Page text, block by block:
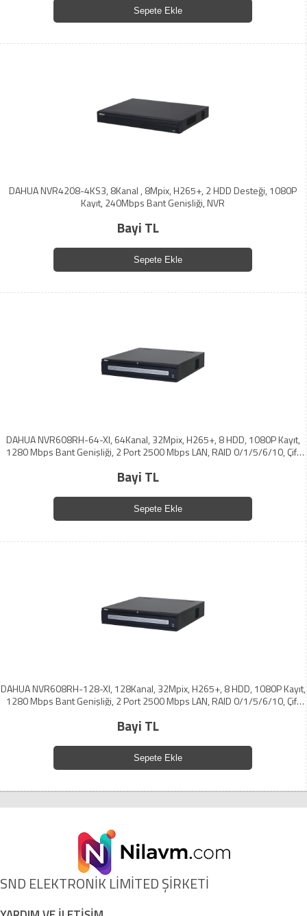
Sepete Ekle
DAHUA NVR4208-4KS3, 8Kanal , 8Mpix, H265+, 2 HDD Desteği, 1080P
Kayıt, 240Mbps Bant Genişliği, NVR
Bayi TL
Sepete Ekle
DAHUA NVR608RH-64-XI, 64Kanal, 32Mpix, H265+, 8 HDD, 1080P Kayıt,
1280 Mbps Bant Genişliği, 2 Port 2500 Mbps LAN, RAID 0/1/5/6/10, Çift
Bayi TL
Sepete Ekle
DAHUA NVR608RH-128-XI, 128Kanal, 32Mpix, H265+, 8 HDD, 1080P Kayıt,
1280 Mbps Bant Genişliği, 2 Port 2500 Mbps LAN, RAID 0/1/5/6/10, Çift
Bayi TL
Sepete Ekle
SND ELEKTRONİK LİMİTED ŞİRKETİ